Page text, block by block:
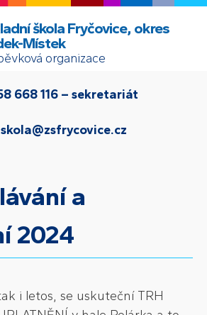
škola Fryčovice, okres
Místek
organizace
668 116 – sekretariát
skola@zsfrycovice.cz
a
2024
i letos, se uskuteční TRH